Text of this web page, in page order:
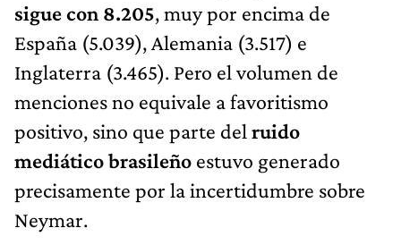
sigue con 8.205, muy por encima de
España (5.039), Alemania (3.517) e
Inglaterra (3.465). Pero el volumen de
menciones no equivale a favoritismo
positivo, sino que parte del ruido
mediático brasileño estuvo generado
precisamente por la incertidumbre sobre
Neymar.